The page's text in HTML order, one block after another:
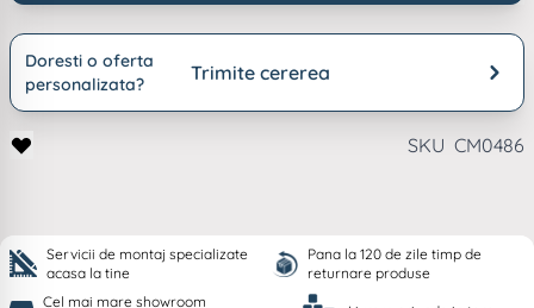
Doresti o oferta
personalizata?
Trimite cererea
SKU CM0486
Servicii de montaj specializate
acasa la tine
Pana la 120 de zile timp de
returnare produse
Cel mai mare showroom